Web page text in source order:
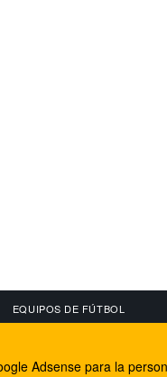
EQUIPOS DE FÚTBOL
Facebook
Adsense para la